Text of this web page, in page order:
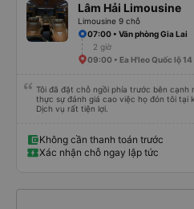
Lâm Hải Limousine
Limousine 9 chỗ
07:00 • Văn phòng Gia Lai
2 giờ
09:00 • Ea H'leo Quốc lộ 14
Tôi đã đặt chỗ ngồi phía trước bên cạnh
thực sự đánh giá cao việc họ đón tôi tại
Dịch vụ rất tiện lợi.
Không cần thanh toán trước
Xác nhận chỗ ngay lập tức